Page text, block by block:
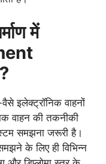
में
इलेक्ट्रॉनिक वाहनों
वाहन की तकनीकी
समझना जरूरी है।
के लिए ही विभिन्न